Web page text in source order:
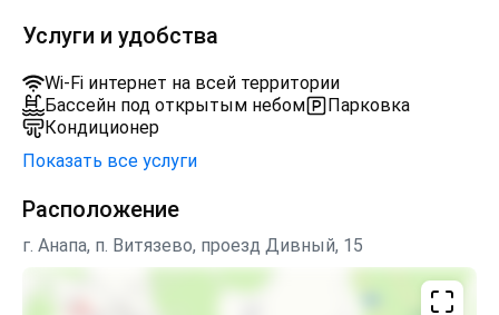
под присмотром воспитателя. Ребятам
аниматоров.
Услуги и удобства
Wi-Fi интернет на всей территории
Бассейн под открытым небом
Парковка
Кондиционер
Показать все услуги
Расположение
г. Анапа, п. Витязево, проезд Дивный, 15